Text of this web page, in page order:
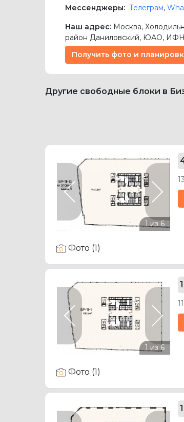
Мессенджеры: Телеграм,
Наш адрес: Москва,
район Даниловский, ЮАО,
Получить фото и
Другие свободные блоки в
Previous Next
Фото (1)
Previous Next
Фото (1)